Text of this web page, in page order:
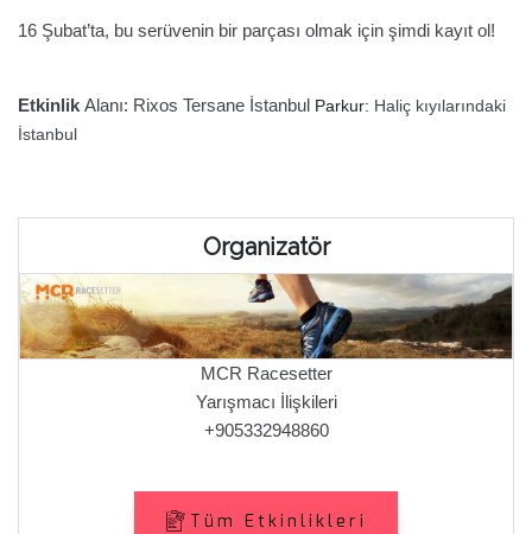
16 Şubat’ta, bu serüvenin bir parçası olmak için şimdi kayıt ol!
Etkinlik Alanı: Rixos Tersane İstanbul Parkur: Haliç kıyılarındaki
İstanbul
Organizatör
MCR Racesetter
Yarışmacı İlişkileri
+905332948860
Tüm Etkinlikleri